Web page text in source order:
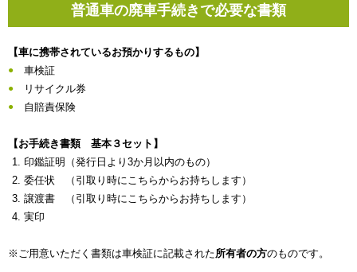
普通車の廃車手続きで必要な書類
【車に携帯されているお預かりするもの】
車検証
リサイクル券
自賠責保険
【お手続き書類 基本３セット】
印鑑証明（発行日より3か月以内のもの）
委任状 （引取り時にこちらからお持ちします）
譲渡書 （引取り時にこちらからお持ちします）
実印
※ご用意いただく書類は車検証に記載された所有者の方のものです。